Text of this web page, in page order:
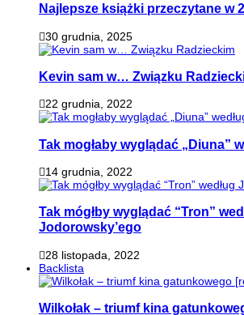
Najlepsze książki przeczytane w
30 grudnia, 2025
Kevin sam w… Związku
22 grudnia, 2022
Tak mogłaby wyglądać „Diuna”
14 grudnia, 2022
Tak mógłby wyglądać “Tron”
Jodorowsky’ego
28 listopada, 2022
Backlista
Wilkołak – triumf kina